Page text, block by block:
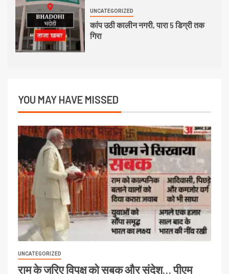
UNCATEGORIZED
कांप उठी कालीन नगरी, पारा 5 डिग्री तक
गिरा
YOU MAY HAVE MISSED
UNCATEGORIZED
राम के जरिए विपक्ष को सबक और संदेश… पीएम